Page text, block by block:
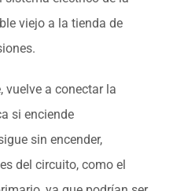
viejo a la tienda de
vuelve a conectar la
si enciende
sin encender,
del circuito, como el